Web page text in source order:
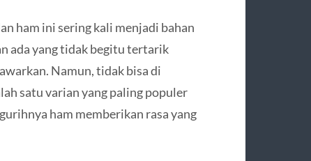
ham ini sering kali menjadi bahan
ada yang tidak begitu tertarik
Namun, tidak bisa di
satu varian yang paling populer
ham memberikan rasa yang